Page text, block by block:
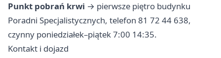
Punkt pobrań krwi → pierwsze piętro budynku
Poradni Specjalistycznych, telefon 81 72 44 638,
czynny poniedziałek–piątek 7:00 14:35.
Kontakt i dojazd